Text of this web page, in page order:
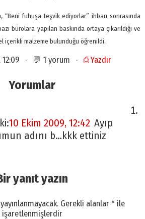
“Beni fuhuşa teşvik ediyorlar” ihbarı sonrasında
bürolara yapılan baskında ortaya çıkarıldığı ve
içerikli malzeme bulunduğu öğrenildi.
12:09 · 💬 1 yorum · ⎙ Yazdır
Yorumlar
10 Ekim 2009, 12:42 Ayıp
adını b…kkk ettiniz
yanıt yazın
Gerekli alanlar* ile
işaretlenmişlerdir